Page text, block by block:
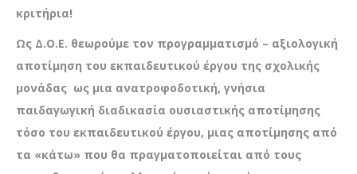
κριτήρια!
Ως Δ.Ο.Ε. θεωρούμε τον προγραμματισμό – αξιολογική
αποτίμηση του εκπαιδευτικού έργου της σχολικής
μονάδας ως μια ανατροφοδοτική, γνήσια
παιδαγωγική διαδικασία ουσιαστικής αποτίμησης
τόσο του εκπαιδευτικού έργου, μιας αποτίμησης από
τα «κάτω» που θα πραγματοποιείται από τους